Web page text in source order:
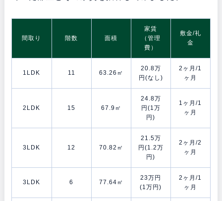
間取り 階数 面積
家賃
（管理
費）
敷金/礼
金
1LDK 11 63.26㎡
20.8万
円(なし)
2ヶ月/1
ヶ月
2LDK 15 67.9㎡
24.8万
円(1万
円)
1ヶ月/1
ヶ月
3LDK 12 70.82㎡
21.5万
円(1.2万
円)
2ヶ月/2
ヶ月
3LDK 6 77.64㎡
23万円
(1万円)
2ヶ月/1
ヶ月